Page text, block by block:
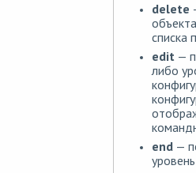
delete
списка
edit —
либо
end —